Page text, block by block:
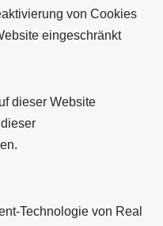
von Cookies
eingeschränkt
dieser Website
Technologie von Real